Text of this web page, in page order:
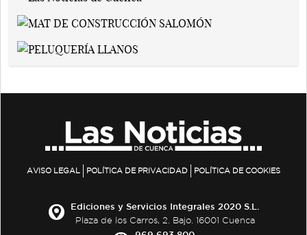
AVISO LEGAL POLÍTICA DE PRIVACIDAD POLÍTICA DE COOKIES
Ediciones y Servicios Integrales 2020 S.L.
Plaza de los Carros, 2. Bajo. 16001 Cuenca